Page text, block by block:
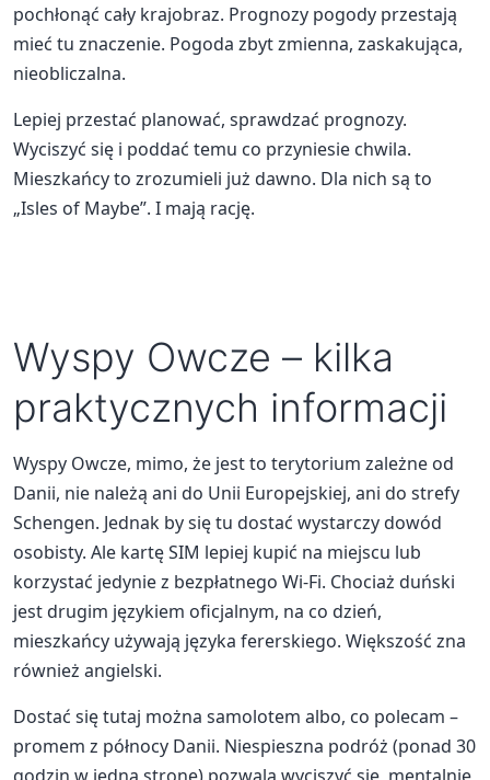
pochłonąć cały krajobraz. Prognozy pogody przestają
mieć tu znaczenie. Pogoda zbyt zmienna, zaskakująca,
nieobliczalna.
Lepiej przestać planować, sprawdzać prognozy.
Wyciszyć się i poddać temu co przyniesie chwila.
Mieszkańcy to zrozumieli już dawno. Dla nich są to
„Isles of Maybe”. I mają rację.
Wyspy Owcze – kilka
praktycznych informacji
Wyspy Owcze, mimo, że jest to terytorium zależne od
Danii, nie należą ani do Unii Europejskiej, ani do strefy
Schengen. Jednak by się tu dostać wystarczy dowód
osobisty. Ale kartę SIM lepiej kupić na miejscu lub
korzystać jedynie z bezpłatnego Wi-Fi. Chociaż duński
jest drugim językiem oficjalnym, na co dzień,
mieszkańcy używają języka fererskiego. Większość zna
również angielski.
Dostać się tutaj można samolotem albo, co polecam –
promem z północy Danii. Niespieszna podróż (ponad 30